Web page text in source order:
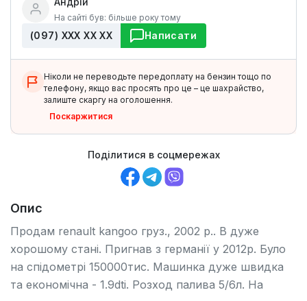
На сайті був: більше року тому
(097) ХХХ ХХ ХХ Написати
Ніколи не переводьте передоплату на бензин тощо по
телефону, якщо вас просять про це – це шахрайство,
залиште скаргу на оголошення.
Поскаржитися
Поділитися в соцмережах
Опис
Продам renault kangoo груз., 2002 р.. В дуже
хорошому стані. Пригнав з германії у 2012р. Було
на спідометрі 150000тис. Машинка дуже швидка
та економічна - 1.9dti. Розход палива 5/6л. На